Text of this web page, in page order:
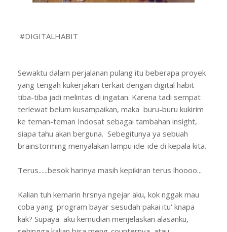
#DIGITALHABIT
Sewaktu dalam perjalanan pulang itu beberapa proyek
yang tengah kukerjakan terkait dengan digital habit
tiba-tiba jadi melintas di ingatan. Karena tadi sempat
terlewat belum kusampaikan, maka buru-buru kukirim
ke teman-teman Indosat sebagai tambahan insight,
siapa tahu akan berguna. Sebegitunya ya sebuah
brainstorming menyalakan lampu ide-ide di kepala kita.
Terus......besok harinya masih kepikiran terus lhoooo...
Kalian tuh kemarin hrsnya ngejar aku, kok nggak mau
coba yang 'program bayar sesudah pakai itu' knapa
kak? Supaya aku kemudian menjelaskan alasanku,